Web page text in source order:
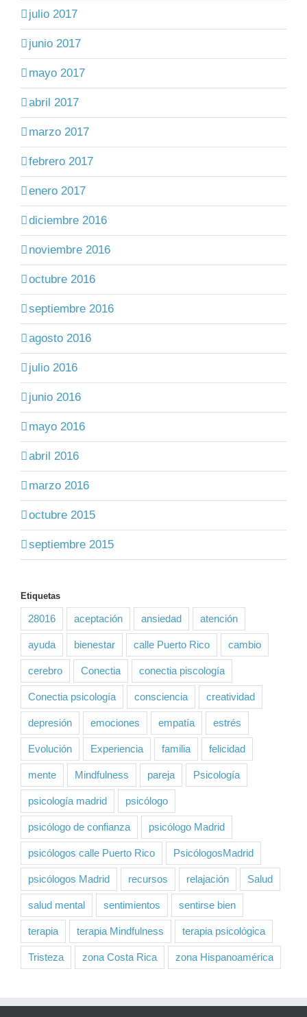
julio 2017
junio 2017
mayo 2017
abril 2017
marzo 2017
febrero 2017
enero 2017
diciembre 2016
noviembre 2016
octubre 2016
septiembre 2016
agosto 2016
julio 2016
junio 2016
mayo 2016
abril 2016
marzo 2016
octubre 2015
septiembre 2015
Etiquetas
28016 aceptación ansiedad atención
ayuda bienestar calle Puerto Rico cambio
cerebro Conectia conectia piscología
Conectia psicología consciencia creatividad
depresión emociones empatía estrés
Evolución Experiencia familia felicidad
mente Mindfulness pareja Psicología
psicología madrid psicólogo
psicólogo de confianza psicólogo Madrid
psicólogos calle Puerto Rico PsicólogosMadrid
psicólogos Madrid recursos relajación Salud
salud mental sentimientos sentirse bien
terapia terapia Mindfulness terapia psicológica
Tristeza zona Costa Rica zona Hispanoamérica